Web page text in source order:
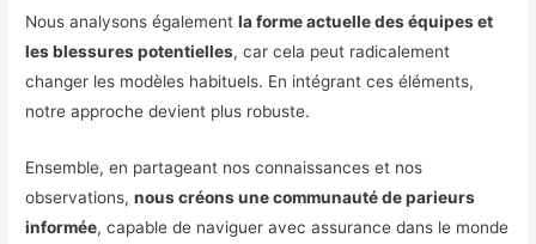
Nous analysons égalementla forme actuelle des équipes et
les blessures potentielles, car cela peut radicalement
changer les modèles habituels. En intégrant ces éléments,
notre approche devient plus robuste.
Ensemble, en partageant nos connaissances et nos
observations,nous créons une communauté de parieurs
informée, capable de naviguer avec assurance dans le monde